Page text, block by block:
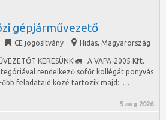
gépjárművezető
CE jogosítvány Hidas, Magyarország
KERESÜNK!🚛 A VAPA-2005 Kft.
rendelkező sofőr kollégát ponyvás
feladataid közé tartozik majd: …
5 aug 2026